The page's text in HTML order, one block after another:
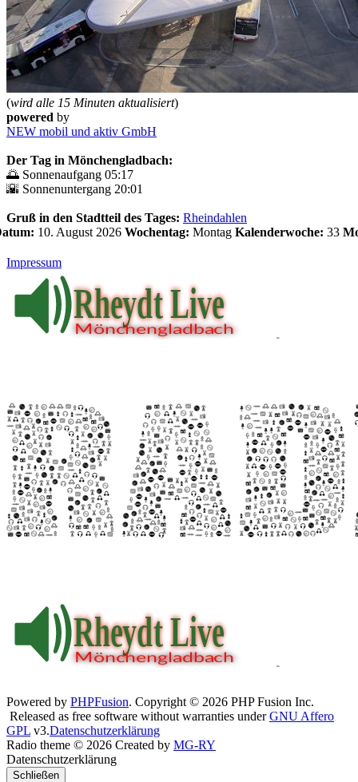
(wird alle 15 Minuten aktualisiert)
powered by
NEW mobil und aktiv GmbH
Der Tag in Mönchengladbach:
🌅 Sonnenaufgang 05:17
🌇 Sonnenuntergang 20:01
Gruß in den Stadtteil des Tages: Rheindahlen
10. August 2026 Wochentag: Montag Kalenderwoche: 33
Impressum
Powered by PHPFusion. Copyright © 2026 PHP Fusion Inc.
Released as free software without warranties underGNU Affero
GPL v3.Datenschutzerklärung
Radio theme © 2026 Created by MG-RY
Datenschutzerklärung
Schließen